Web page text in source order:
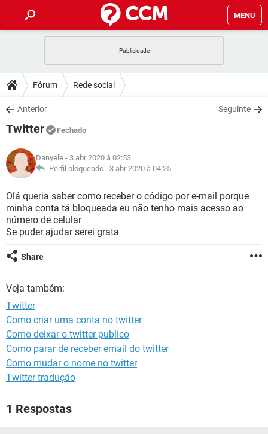
MENU
CELULAR
OUTLOOK
INSTAGRAM
GUIA DE COMPRAS
DICAS
JOGOS
INSTAGRAM
GUIA DE COMPRAS
DOWNLOADS
JOGOS
CELULAR
OUTLOOK EXCEL
INSTAGRAM GMAIL
GUIA DE COMPRAS
JOGOS
CELULAR
OUTLOOK EXCEL
INSTAGRAM
GLOSSÁRIO
JOGOS WHATSAPP
CELULAR FACEBOOK
OUTLOOK
INSTAGRAM
Fórum Rede social
Anterior Seguinte
Twitter Fechado
Danyele - 3 abr 2020 à 02:53
Perfil bloqueado - 3 abr 2020 à 04:25
Olá queria saber como receber o código por e-mail porque
minha conta tá bloqueada eu não tenho mais acesso ao
número de celular
Se puder ajudar serei grata
Share
Veja também:
Twitter
Como criar uma conta no twitter
Como deixar o twitter publico
Como parar de receber email do twitter
Como mudar o nome no twitter
Twitter tradução
1 Respostas